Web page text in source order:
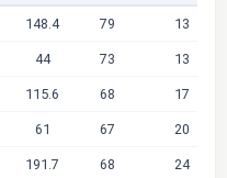
148.4 79 13
44 73 13
115.6 68 17
61 67 20
191.7 68 24